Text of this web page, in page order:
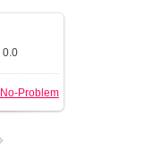
1600x870
0.0
No-Problem